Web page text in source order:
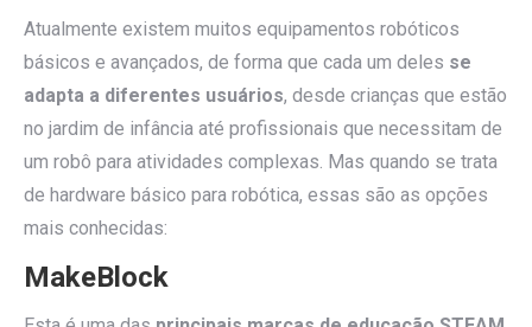
Atualmente existem muitos equipamentos robóticos
básicos e avançados, de forma que cada um deles se
adapta a diferentes usuários, desde crianças que estão
no jardim de infância até profissionais que necessitam de
um robô para atividades complexas. Mas quando se trata
de hardware básico para robótica, essas são as opções
mais conhecidas:
MakeBlock